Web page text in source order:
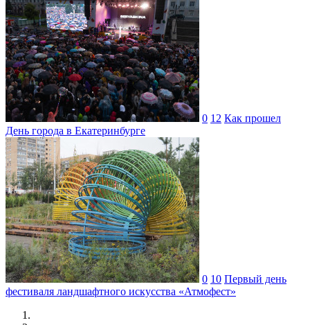
0 12 Как прошел
День города в Екатеринбурге
0 10 Первый день
фестиваля ландшафтного искусства «Атмофест»